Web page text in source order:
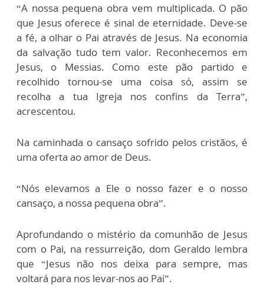
“A nossa pequena obra vem multiplicada. O pão
que Jesus oferece é sinal de eternidade. Deve-se
a fé, a olhar o Pai através de Jesus. Na economia
da salvação tudo tem valor. Reconhecemos em
Jesus, o Messias. Como este pão partido e
recolhido tornou-se uma coisa só, assim se
recolha a tua Igreja nos confins da Terra”,
acrescentou.
Na caminhada o cansaço sofrido pelos cristãos, é
uma oferta ao amor de Deus.
“Nós elevamos a Ele o nosso fazer e o nosso
cansaço, a nossa pequena obra”.
Aprofundando o mistério da comunhão de Jesus
com o Pai, na ressurreição, dom Geraldo lembra
que “Jesus não nos deixa para sempre, mas
voltará para nos levar-nos ao Pai”.